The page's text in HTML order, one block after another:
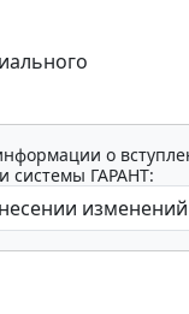
о
системы ГАРАНТ: